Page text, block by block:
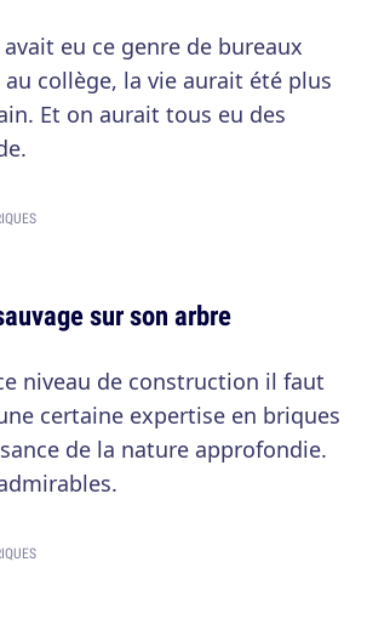
eu ce genre de bureaux
collège, la vie aurait été plus
Et on aurait tous eu des
sur son arbre
niveau de construction il faut
certaine expertise en briques
de la nature approfondie.